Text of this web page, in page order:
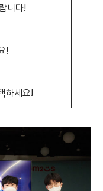
니다!
!
하세요!